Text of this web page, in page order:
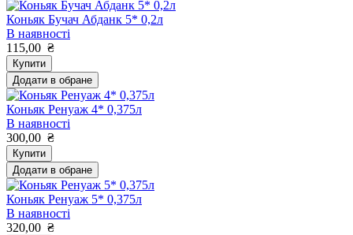
Коньяк Бучач Абданк 5* 0,2л
В наявності
115,00 ₴
Купити
Додати в обране
Коньяк Ренуаж 4* 0,375л
В наявності
300,00 ₴
Купити
Додати в обране
Коньяк Ренуаж 5* 0,375л
В наявності
320,00 ₴